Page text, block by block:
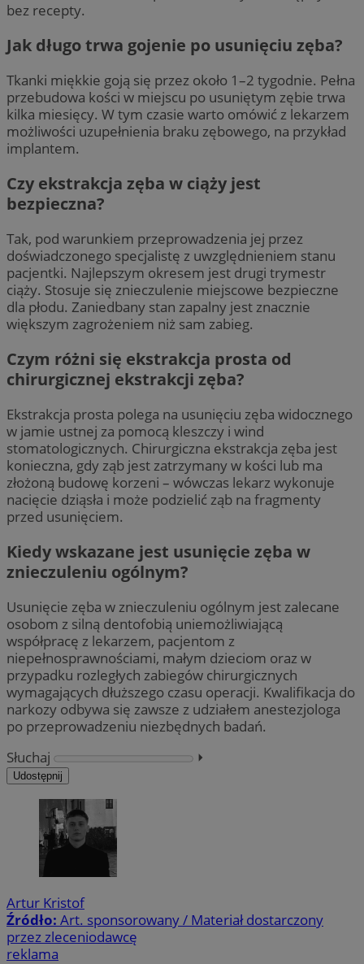
bez recepty.
Jak długo trwa gojenie po usunięciu zęba?
Tkanki miękkie goją się przez około 1–2 tygodnie. Pełna
przebudowa kości w miejscu po usuniętym zębie trwa
kilka miesięcy. W tym czasie warto omówić z lekarzem
możliwości uzupełnienia braku zębowego, na przykład
implantem.
Czy ekstrakcja zęba w ciąży jest
bezpieczna?
Tak, pod warunkiem przeprowadzenia jej przez
doświadczonego specjalistę z uwzględnieniem stanu
pacjentki. Najlepszym okresem jest drugi trymestr
ciąży. Stosuje się znieczulenie miejscowe bezpieczne
dla płodu. Zaniedbany stan zapalny jest znacznie
większym zagrożeniem niż sam zabieg.
Czym różni się ekstrakcja prosta od
chirurgicznej ekstrakcji zęba?
Ekstrakcja prosta polega na usunięciu zęba widocznego
w jamie ustnej za pomocą kleszczy i wind
stomatologicznych. Chirurgiczna ekstrakcja zęba jest
konieczna, gdy ząb jest zatrzymany w kości lub ma
złożoną budowę korzeni – wówczas lekarz wykonuje
nacięcie dziąsła i może podzielić ząb na fragmenty
przed usunięciem.
Kiedy wskazane jest usunięcie zęba w
znieczuleniu ogólnym?
Usunięcie zęba w znieczuleniu ogólnym jest zalecane
osobom z silną dentofobią uniemożliwiającą
współpracę z lekarzem, pacjentom z
niepełnosprawnościami, małym dzieciom oraz w
przypadku rozległych zabiegów chirurgicznych
wymagających dłuższego czasu operacji. Kwalifikacja do
narkozy odbywa się zawsze z udziałem anestezjologa
po przeprowadzeniu niezbędnych badań.
Słuchaj
⏵︎
Udostępnij
Artur Kristof
Źródło: Art. sponsorowany / Materiał dostarczony
przez zleceniodawcę
reklama